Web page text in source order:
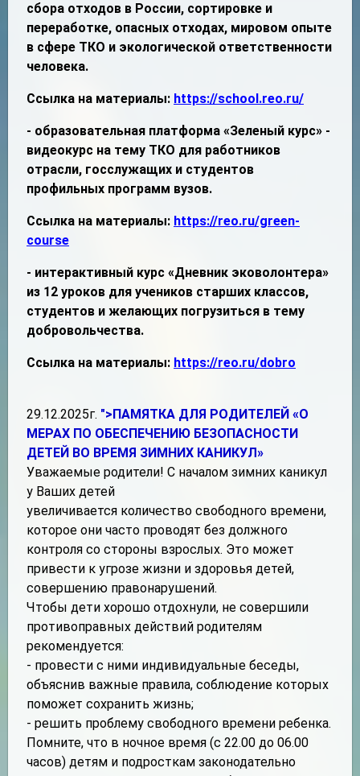
сбора отходов в России, сортировке и
переработке, опасных отходах, мировом опыте
в сфере ТКО и экологической ответственности
человека.
Ссылка на материалы: https://school.reo.ru/
- образовательная платформа «Зеленый курс» -
видеокурс на тему ТКО для работников
отрасли, госслужащих и студентов
профильных программ вузов.
Ссылка на материалы: https://reo.ru/green-
course
- интерактивный курс «Дневник эковолонтера»
из 12 уроков для учеников старших классов,
студентов и желающих погрузиться в тему
добровольчества.
Ссылка на материалы: https://reo.ru/dobro
29.12.2025г. ">ПАМЯТКА ДЛЯ РОДИТЕЛЕЙ «О
МЕРАХ ПО ОБЕСПЕЧЕНИЮ БЕЗОПАСНОСТИ
ДЕТЕЙ ВО ВРЕМЯ ЗИМНИХ КАНИКУЛ»
Уважаемые родители! С началом зимних каникул
у Ваших детей
увеличивается количество свободного времени,
которое они часто проводят без должного
контроля со стороны взрослых. Это может
привести к угрозе жизни и здоровья детей,
совершению правонарушений.
Чтобы дети хорошо отдохнули, не совершили
противоправных действий родителям
рекомендуется:
- провести с ними индивидуальные беседы,
объяснив важные правила, соблюдение которых
поможет сохранить жизнь;
- решить проблему свободного времени ребенка.
Помните, что в ночное время (с 22.00 до 06.00
часов) детям и подросткам законодательно